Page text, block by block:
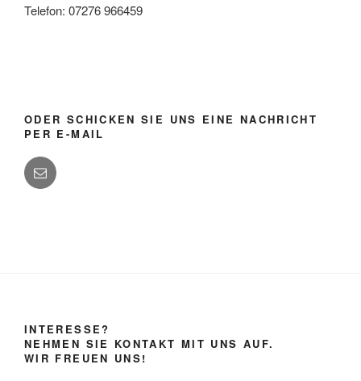
Telefon: 07276 966459
ODER SCHICKEN SIE UNS EINE NACHRICHT
PER E-MAIL
INTERESSE?
NEHMEN SIE KONTAKT MIT UNS AUF.
WIR FREUEN UNS!